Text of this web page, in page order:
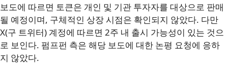
보도에 따르면 토큰은 개인 및 기관 투자자를 대상으로 판매
될 예정이며, 구체적인 상장 시점은 확인되지 않았다. 다만
X(구 트위터) 계정에 따르면 2주 내 출시 가능성이 있는 것으
로 보인다. 펌프펀 측은 해당 보도에 대한 논평 요청에 응하
지 않았다.